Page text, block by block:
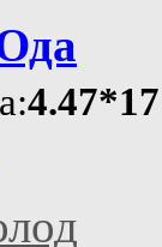
4.47*17